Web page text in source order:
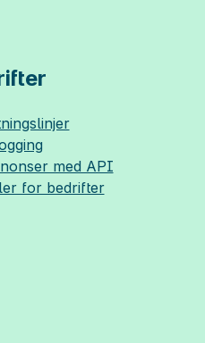
med API
for bedrifter